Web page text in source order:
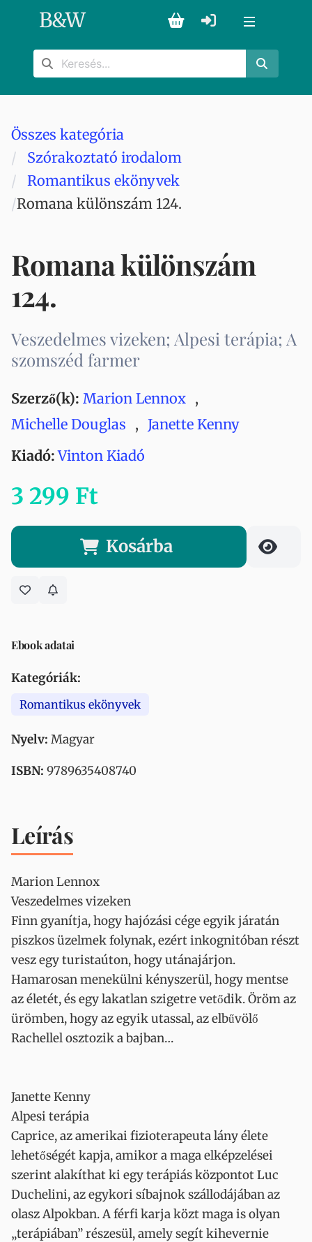
B&W
Összes kategória
Szórakoztató irodalom
Romantikus ekönyvek
Romana különszám 124.
Romana különszám
124.
Veszedelmes vizeken; Alpesi terápia; A
szomszéd farmer
Szerző(k): Marion Lennox ,
Michelle Douglas , Janette Kenny
Kiadó: Vinton Kiadó
3 299 Ft
Kosárba
Ebook adatai
Kategóriák:
Romantikus ekönyvek
Nyelv: Magyar
ISBN: 9789635408740
Leírás
Marion Lennox
Veszedelmes vizeken
Finn gyanítja, hogy hajózási cége egyik járatán
piszkos üzelmek folynak, ezért inkognitóban részt
vesz egy turistaúton, hogy utánajárjon.
Hamarosan menekülni kényszerül, hogy mentse
az életét, és egy lakatlan szigetre vetődik. Öröm az
ürömben, hogy az egyik utassal, az elbűvölő
Rachellel osztozik a bajban…
Janette Kenny
Alpesi terápia
Caprice, az amerikai fizioterapeuta lány élete
lehetőségét kapja, amikor a maga elképzelései
szerint alakíthat ki egy terápiás központot Luc
Duchelini, az egykori síbajnok szállodájában az
olasz Alpokban. A férfi karja közt maga is olyan
„terápiában” részesül, amely segít kihevernie